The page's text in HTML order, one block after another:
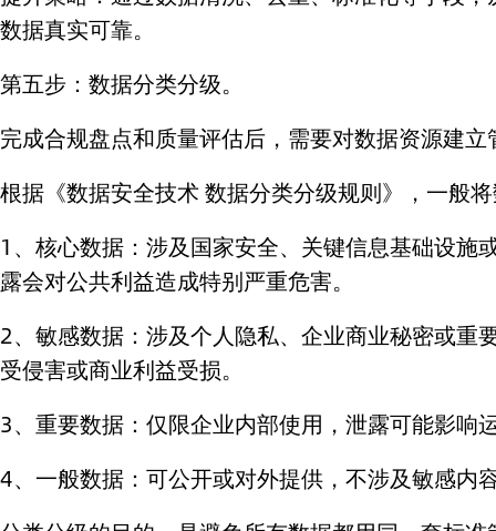
数据真实可靠。
第五步：数据分类分级。
完成合规盘点和质量评估后，需要对数据资源建
根据《数据安全技术 数据分类分级规则》，一般
1、核心数据：涉及国家安全、关键信息基础设施
露会对公共利益造成特别严重危害。
2、敏感数据：涉及个人隐私、企业商业秘密或重
受侵害或商业利益受损。
3、重要数据：仅限企业内部使用，泄露可能影响
4、一般数据：可公开或对外提供，不涉及敏感内